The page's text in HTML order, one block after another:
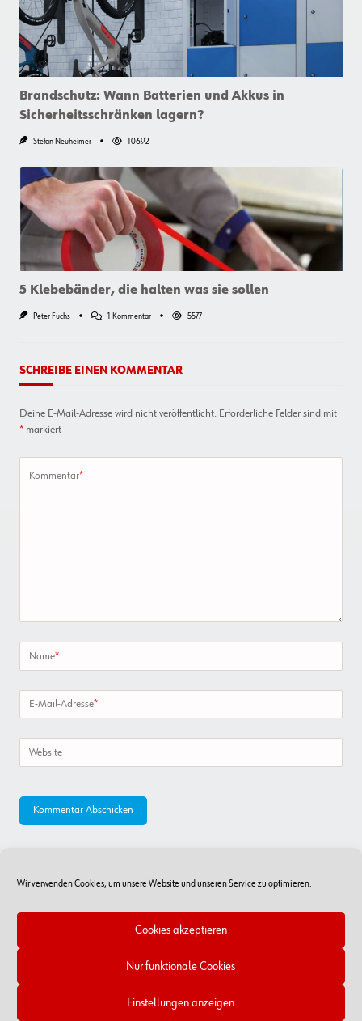
Wir verwenden Cookies, um unsere Website und unseren Service zu optimieren.
Cookies akzeptieren
Nur funktionale Cookies
Einstellungen anzeigen
Keiner
Werkstatt
Fehlen
Brandschutz: Wann Batterien und Akkus in
Sicherheitsschränken lagern?
Stefan Neuheimer 10692
5 Klebebänder, die halten was sie sollen
Peter Fuchs 1 KommentarZu
Was
5577
SCHREIBE EINEN KOMMENTAR
Deine E-Mail-Adresse wird nicht veröffentlicht. Erforderliche Felder sind mit
* markiert
Kommentar*
Name*
E-Mail-Adresse*
Website